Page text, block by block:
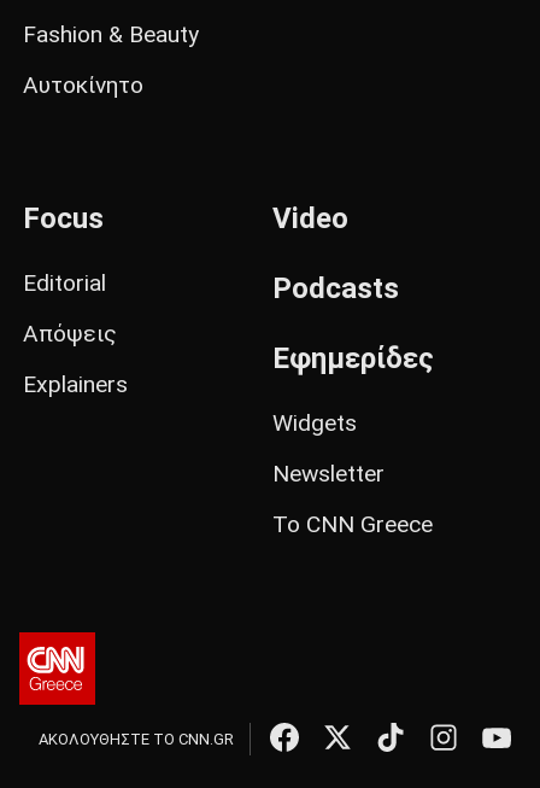
Fashion & Beauty
Αυτοκίνητο
Focus
Editorial
Απόψεις
Explainers
Video
Podcasts
Εφημερίδες
Widgets
Newsletter
Το CNN Greece
ΑΚΟΛΟΥΘΗΣΤΕ ΤΟ CNN.GR